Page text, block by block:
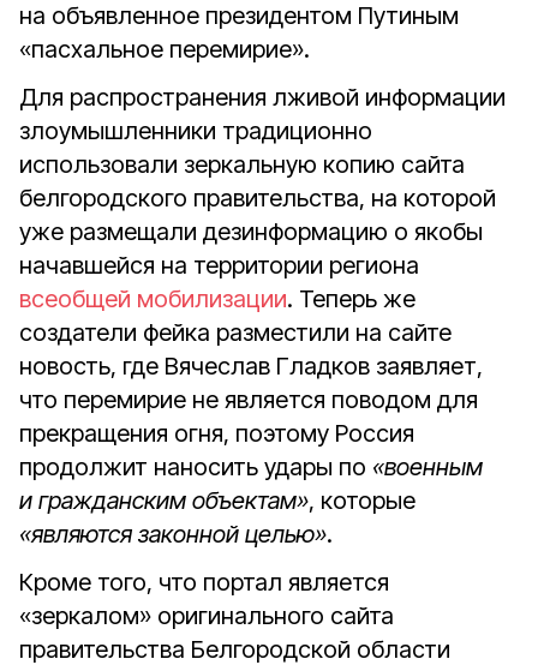
на объявленное президентом Путиным
«пасхальное перемирие».
Для распространения лживой информации
злоумышленники традиционно
использовали зеркальную копию сайта
белгородского правительства, на которой
уже размещали дезинформацию о якобы
начавшейся на территории региона
всеобщей мобилизации. Теперь же
создатели фейка разместили на сайте
новость, где Вячеслав Гладков заявляет,
что перемирие не является поводом для
прекращения огня, поэтому Россия
продолжит наносить удары по «военным
и гражданским объектам», которые
«являются законной целью».
Кроме того, что портал является
«зеркалом» оригинального сайта
правительства Белгородской области